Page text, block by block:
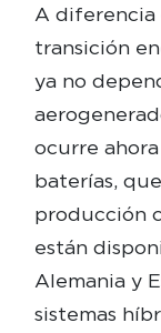
A diferencia
transición
ya no
ocurre
baterías,
producción
están
Alemania y
sistemas